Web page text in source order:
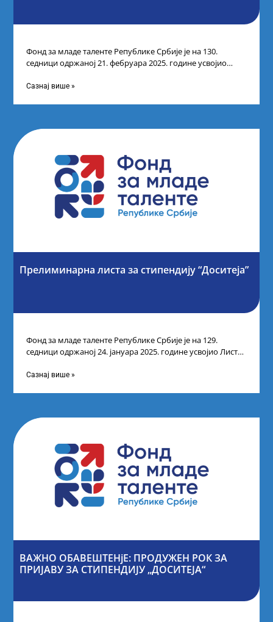
Фонд за младе таленте Републике Србије је на 130.
седници одржаној 21. фебруара 2025. године усвојио
Сазнај више »
Прелиминарна листа за стипендију “Доситеја”
Фонд за младе таленте Републике Србије је на 129.
седници одржаној 24. јануара 2025. године усвојио Листу
Сазнај више »
ВАЖНО ОБАВЕШТЕНјЕ: ПРОДУЖЕН РОК ЗА
ПРИЈАВУ ЗА СТИПЕНДИЈУ „ДОСИТЕЈА“